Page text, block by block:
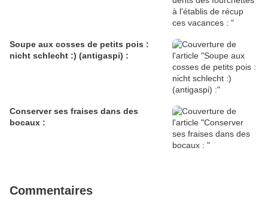
Soupe aux cosses de petits pois :
nicht schlecht :) (antigaspi) :
Conserver ses fraises dans des
bocaux :
Commentaires